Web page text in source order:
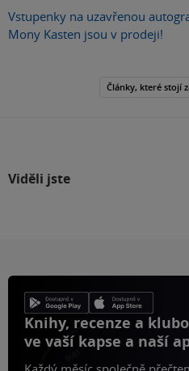
Vstupenky na uzavřenou
Mony Kasten jsou v prodeji!
Články, které stojí
Viděli jste
Knihy, recenze a
ve vaší kapse a naší